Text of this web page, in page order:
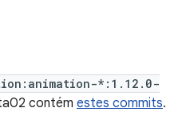
*:1.12.0-
contém estes commits.